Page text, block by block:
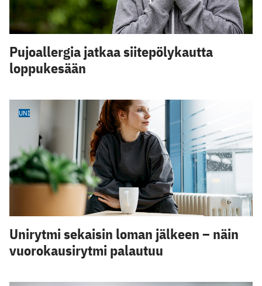
Pujoallergia jatkaa siitepölykautta
loppukesään
UNI
Unirytmi sekaisin loman jälkeen – näin
vuorokausirytmi palautuu